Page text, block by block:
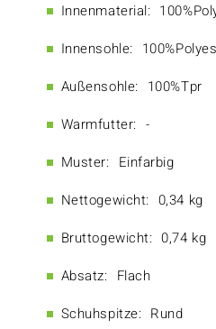
Innenmaterial:
Innensohle:
Außensohle: 100%Tpr
Warmfutter: -
Muster: Einfarbig
Nettogewicht: 0,34 kg
Bruttogewicht: 0,74 kg
Absatz: Flach
Schuhspitze: Rund